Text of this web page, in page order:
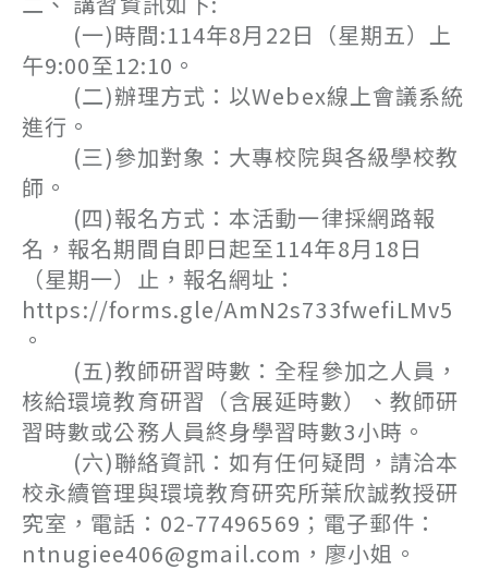
(一)時間:114年8月22日（星期五）上
午9:00至12:10。
(二)辦理方式：以Webex線上會議系統
進行。
(三)參加對象：大專校院與各級學校教
師。
(四)報名方式：本活動一律採網路報
名，報名期間自即日起至114年8月18日
（星期一）止，報名網址：
https://forms.gle/AmN2s733fwefiLMv5
。
(五)教師研習時數：全程參加之人員，
核給環境教育研習（含展延時數）、教師研
習時數或公務人員終身學習時數3小時。
(六)聯絡資訊：如有任何疑問，請洽本
校永續管理與環境教育研究所葉欣誠教授研
究室，電話：02-77496569；電子郵件：
ntnugiee406@gmail.com，廖小姐。